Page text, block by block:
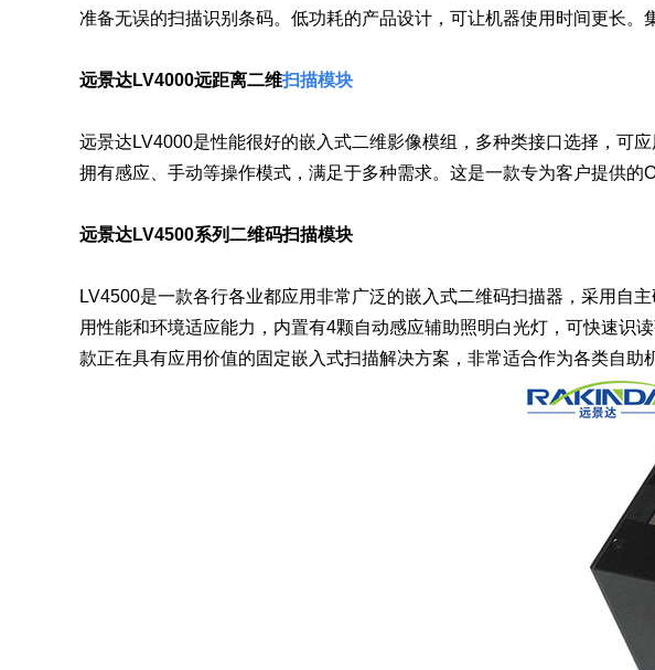
准备无误的扫描识别条码。低功耗的产品设计，可让机器使用时间更长。
远景达LV4000远距离二维扫描模块
远景达LV4000是性能很好的嵌入式二维影像模组，多种类接口选择，可
拥有感应、手动等操作模式，满足于多种需求。这是一款专为客户提供
远景达LV4500系列二维码扫描模块
LV4500是一款各行各业都应用非常广泛的嵌入式二维码扫描器，采用自
用性能和环境适应能力，内置有4颗自动感应辅助照明白光灯，可快速识
款正在具有应用价值的固定嵌入式扫描解决方案，非常适合作为各类自